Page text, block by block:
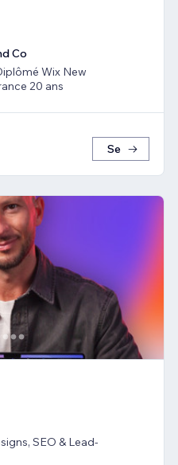
Co
Wix New
20 ans
Se
SEO & Lead-